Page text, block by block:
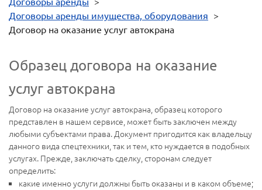
Договоры аренды имущества, оборудования >
Договор на оказание услуг автокрана
Образец договора на оказание
услуг автокрана
Договор на оказание услуг автокрана, образец которого
представлен в нашем сервисе, может быть заключен между
любыми субъектами права. Документ пригодится как владельцу
данного вида спецтехники, так и тем, кто нуждается в подобных
услугах. Прежде, заключать сделку, сторонам следует
определить:
какие именно услуги должны быть оказаны и в каком объеме;